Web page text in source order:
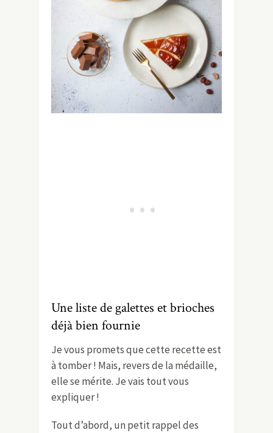
Une liste de galettes et brioches
déjà bien fournie
Je vous promets que cette recette est
à tomber ! Mais, revers de la médaille,
elle se mérite. Je vais tout vous
expliquer !
Tout d’abord, un petit rappel des